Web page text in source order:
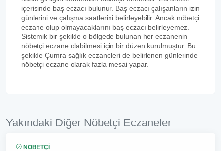
içerisinde baş eczacı bulunur. Baş eczacı çalışanların izin
günlerini ve çalışma saatlerini belirleyebilir. Ancak nöbetçi
eczane olup olmayacaklarını baş eczacı belirleyemez.
Sistemik bir şekilde o bölgede bulunan her eczanenin
nöbetçi eczane olabilmesi için bir düzen kurulmuştur. Bu
şekilde Çumra sağlık eczaneleri de belirlenen günlerinde
nöbetçi eczane olarak fazla mesai yapar.
Yakındaki Diğer Nöbetçi Eczaneler
NÖBETÇI